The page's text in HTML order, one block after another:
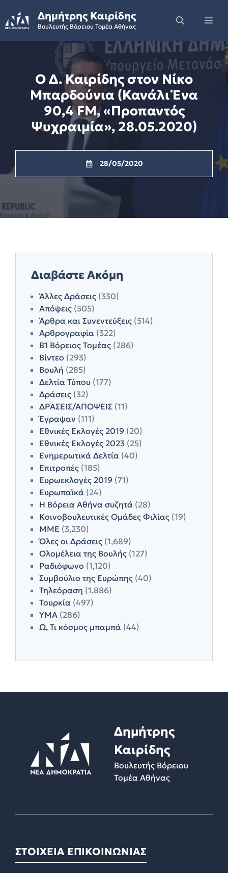
to
content
Δημήτρης Καιρίδης
Βουλευτής Βόρειου Τομέα Αθήνας
Ο Δ. Καιρίδης στον Νίκο
Μπαρδούνια (Κανάλι Ένα
90,4 FM, «Προπαντός
Ψυχραιμία», 28.05.2020)
28/05/2020
Διαβάστε Ακόμη
Άλλες Δράσεις (330)
Απόψεις (505)
Άρθρα και Συνεντεύξεις (514)
Αρθρογραφία (322)
Β1 Βόρειος Τομέας (286)
Βίντεο (293)
Βουλή (285)
Δελτία Τύπου (177)
Δράσεις (32)
ΔΡΑΣΕΙΣ/ΑΠΟΨΕΙΣ (11)
Έγραψαν (111)
Εθνικές Εκλογές 2019 (20)
Εθνικές Εκλογές 2023 (25)
Ενημερωτικά Δελτία (40)
Επιτροπές (185)
Ευρωεκλογές 2019 (71)
Ευρωπαϊκά (24)
Η Βόρεια Αθήνα συζητά (28)
Κοινοβουλευτικές Ομάδες Φιλίας (19)
ΜΜΕ (3,230)
Όλες οι Δράσεις (1,689)
Ολομέλεια της Βουλής (127)
Ραδιόφωνο (1,120)
Συμβούλιο της Ευρώπης (40)
Τηλεόραση (1,886)
Τουρκία (497)
ΥΜΑ (286)
Ω, Τι κόσμος μπαμπά (44)
Δημήτρης
Καιρίδης
Βουλευτής Βόρειου
Τομέα Αθήνας
ΣΤΟΙΧΕΙΑ ΕΠΙΚΟΙΝΩΝΙΑΣ